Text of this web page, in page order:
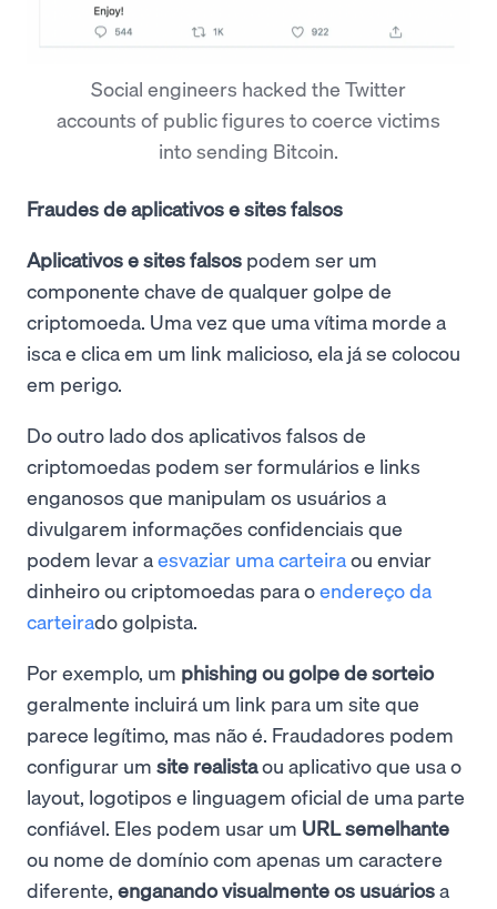
Social engineers hacked the Twitter
accounts of public figures to coerce victims
into sending Bitcoin.
Fraudes de aplicativos e sites falsos
Aplicativos e sites falsos podem ser um
componente chave de qualquer golpe de
criptomoeda. Uma vez que uma vítima morde a
isca e clica em um link malicioso, ela já se colocou
em perigo.
Do outro lado dos aplicativos falsos de
criptomoedas podem ser formulários e links
enganosos que manipulam os usuários a
divulgarem informações confidenciais que
podem levar aesvaziar uma carteiraou enviar
dinheiro ou criptomoedas para oendereço da
carteirado golpista.
Por exemplo, um phishing ou golpe de sorteio
geralmente incluirá um link para um site que
parece legítimo, mas não é. Fraudadores podem
configurar um site realistaou aplicativo que usa o
layout, logotipos e linguagem oficial de uma parte
confiável. Eles podem usar um URL semelhante
ou nome de domínio com apenas um caractere
diferente, enganando visualmente os usuáriosa